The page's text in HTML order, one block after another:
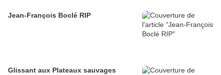
Jean-François Boclé RIP
Glissant aux Plateaux sauvages